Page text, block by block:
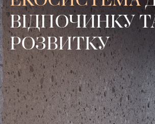
ВІДПОЧИНКУ
РОЗВИТКУ